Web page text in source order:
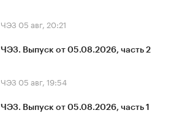
ЧЭЗ 05 авг, 20:21
ЧЭЗ. Выпуск от 05.08.2026, часть 2
ЧЭЗ 05 авг, 19:54
ЧЭЗ. Выпуск от 05.08.2026, часть 1